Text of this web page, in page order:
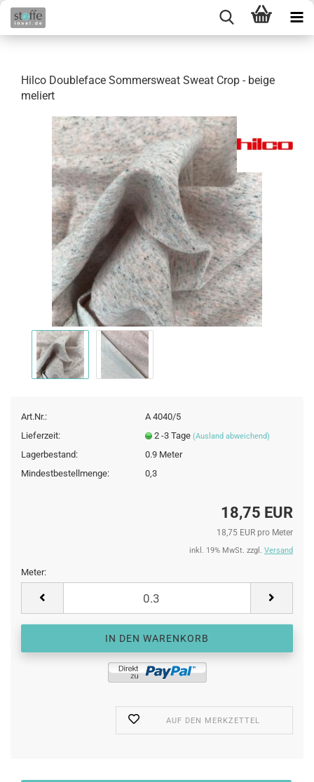
Hilco Doubleface Sommersweat Sweat Crop - beige
meliert
Art.Nr.:
A 4040/5
Lieferzeit:
2 -3 Tage (Ausland abweichend)
Lagerbestand: 0.9 Meter
Mindestbestellmenge:
0,3
18,75 EUR
18,75 EUR pro Meter
inkl. 19% MwSt. zzgl. Versand
Meter:
AUF DEN MERKZETTEL